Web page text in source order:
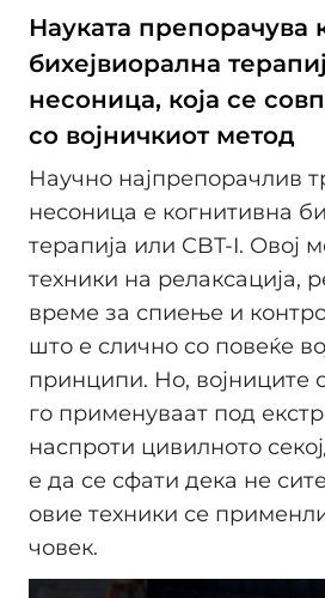
Науката препорачува
бихејвиорална
несоница, која се
со војничкиот метод
Научно најпрепорачлив
несоница е когнитивна
терапија или CBT-I. Овој
техники на релаксација,
време за спиење и
што е слично со повеќе
принципи. Но, војниците
го применуваат под
наспроти цивилното
е да се сфати дека не
овие техники се
човек.